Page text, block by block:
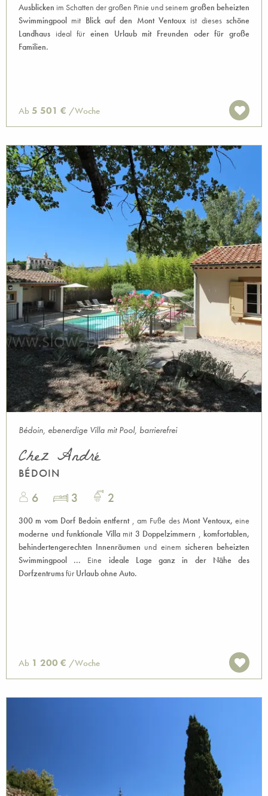
Ausblicken im Schatten der großen Pinie und seinem großen beheizten
Swimmingpool mit Blick auf den Mont Ventoux ist diesesschöne
Landhaus ideal für einen Urlaub mit Freunden oder für große
Familien.
Ab 5 501 € /Woche
Bédoin, ebenerdige Villa mit Pool, barrierefrei
Chez André
BÉDOIN
6 3 2
300 m vom Dorf Bedoin entfernt, am Fuße des Mont Ventoux, eine
moderne und funktionale Villamit 3 Doppelzimmern , komfortablen,
behindertengerechten Innenräumen und einem sicheren beheizten
Swimmingpool ... Eine ideale Lage ganz in
der Nähe des
Dorfzentrumsfür Urlaub ohne Auto.
Ab 1 200 € /Woche